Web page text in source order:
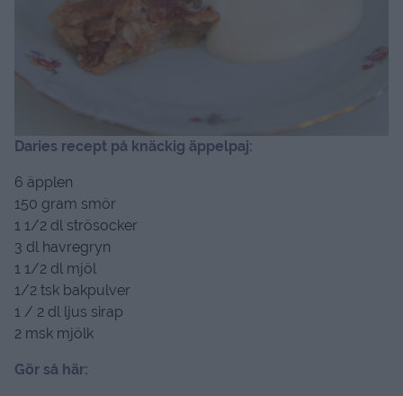
Daries recept på knäckig äppelpaj:
6 äpplen
150 gram smör
1 1/2 dl strösocker
3 dl havregryn
1 1/2 dl mjöl
1/2 tsk bakpulver
1 / 2 dl ljus sirap
2 msk mjölk
Gör så här: